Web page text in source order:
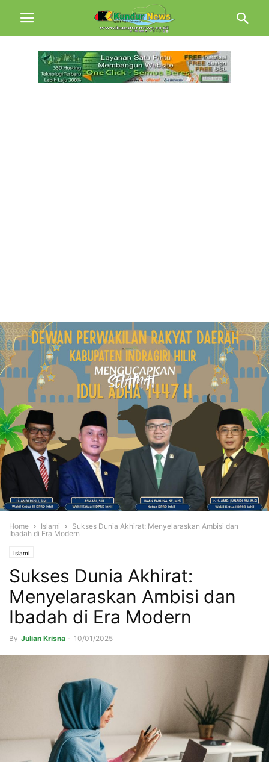
Home Islami
Sukses Dunia Akhirat: Menyelaraskan Ambisi dan
Ibadah di Era Modern
Islami
Sukses Dunia Akhirat:
Menyelaraskan Ambisi dan
Ibadah di Era Modern
By Julian Krisna - 10/01/2025